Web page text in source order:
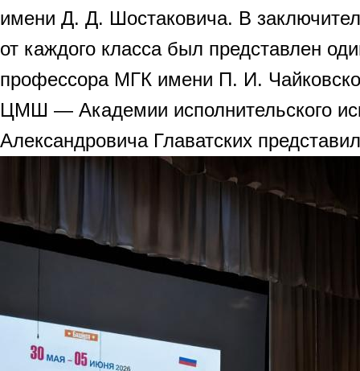
имени Д. Д. Шостаковича. В
от каждого класса был представлен
профессора МГК имени П. И.
ЦМШ — Академии исполнительского
Александровича Главатских